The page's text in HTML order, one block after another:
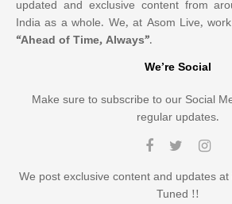
updated and exclusive content from
India as a whole. We, at Asom Live,
“Ahead of Time, Always”.
We’re Social
Make sure to subscribe to our Social
regular updates.
We post exclusive content and updates
Tuned !!